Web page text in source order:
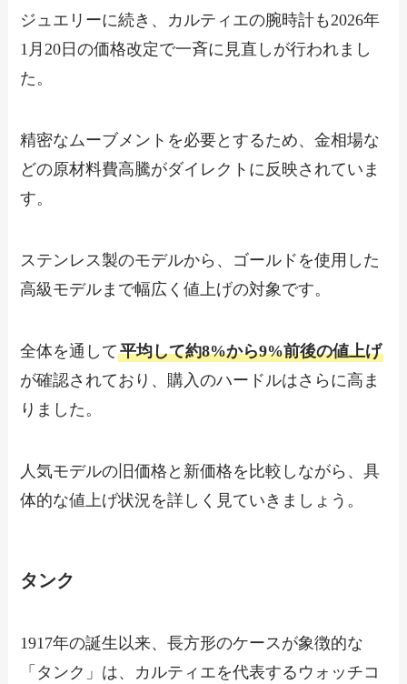
ジュエリーに続き、カルティエの腕時計も2026年
1月20日の価格改定で一斉に見直しが行われまし
た。
精密なムーブメントを必要とするため、金相場な
どの原材料費高騰がダイレクトに反映されていま
す。
ステンレス製のモデルから、ゴールドを使用した
高級モデルまで幅広く値上げの対象です。
全体を通して平均して約8%から9%前後の値上げ
が確認されており、購入のハードルはさらに高ま
りました。
人気モデルの旧価格と新価格を比較しながら、具
体的な値上げ状況を詳しく見ていきましょう。
タンク
1917年の誕生以来、長方形のケースが象徴的な
「タンク」は、カルティエを代表するウォッチコ